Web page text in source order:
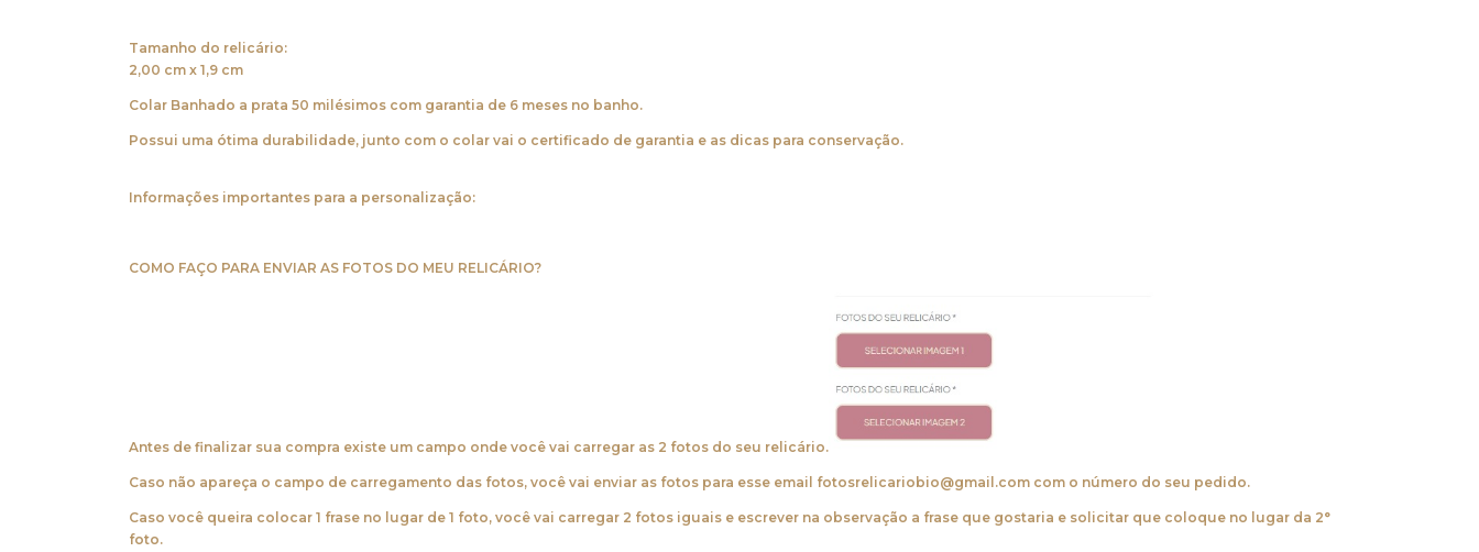
Tamanho do relicário:
2,00 cm x 1,9 cm
Colar Banhado a prata 50 milésimos com garantia de 6 meses no banho.
Possui uma ótima durabilidade, junto com o colar vai o certificado de garantia e as dicas para conservação.
Informações importantes para a personalização:
COMO FAÇO PARA ENVIAR AS FOTOS DO MEU RELICÁRIO?
Antes de finalizar sua compra existe um campo onde você vai carregar as 2 fotos do seu relicário.
Caso não apareça o campo de carregamento das fotos, você vai enviar as fotos para esse email fotosrelicariobio@gmail.com com o número do seu pedido.
Caso você queira colocar 1 frase no lugar de 1 foto, você vai carregar 2 fotos iguais e escrever na observação a frase que gostaria e solicitar que coloque no lugar da 2°
foto.